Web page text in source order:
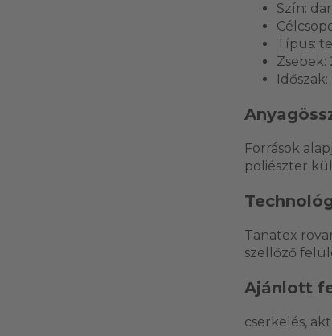
Szín:
Típus:
Zsebek:
Források
poliészter
Tanatex
szellőző
Ajánlott
cserkelés,